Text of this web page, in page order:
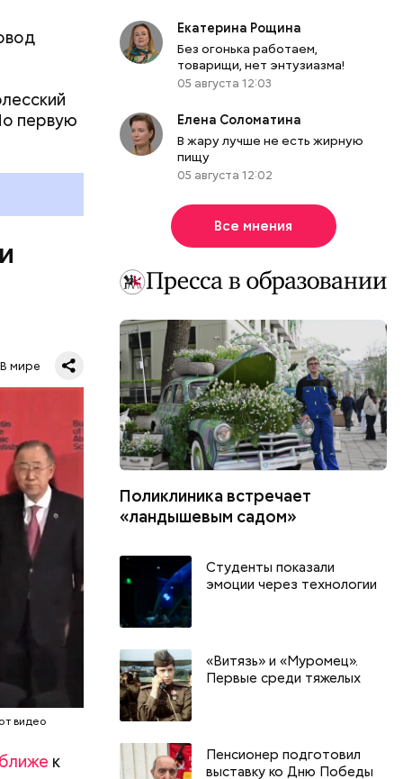
первую
В мире
видео
к
часов
2018
свое
Вторая
но лишь
чем
сидеть
Екатерина Рощина
Без огонька работаем,
товарищи, нет энтузиазма!
05 августа 12:03
Елена Соломатина
В жару лучше не есть жирную
пищу
05 августа 12:02
Все мнения
Поликлиника встречает
«ландышевым садом»
Студенты показали
эмоции через технологии
«Витязь» и «Муромец».
Первые среди тяжелых
Пенсионер подготовил
выставку ко Дню Победы